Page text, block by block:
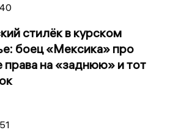
стилёк в курском
боец «Мексика» про
права на «заднюю» и тот